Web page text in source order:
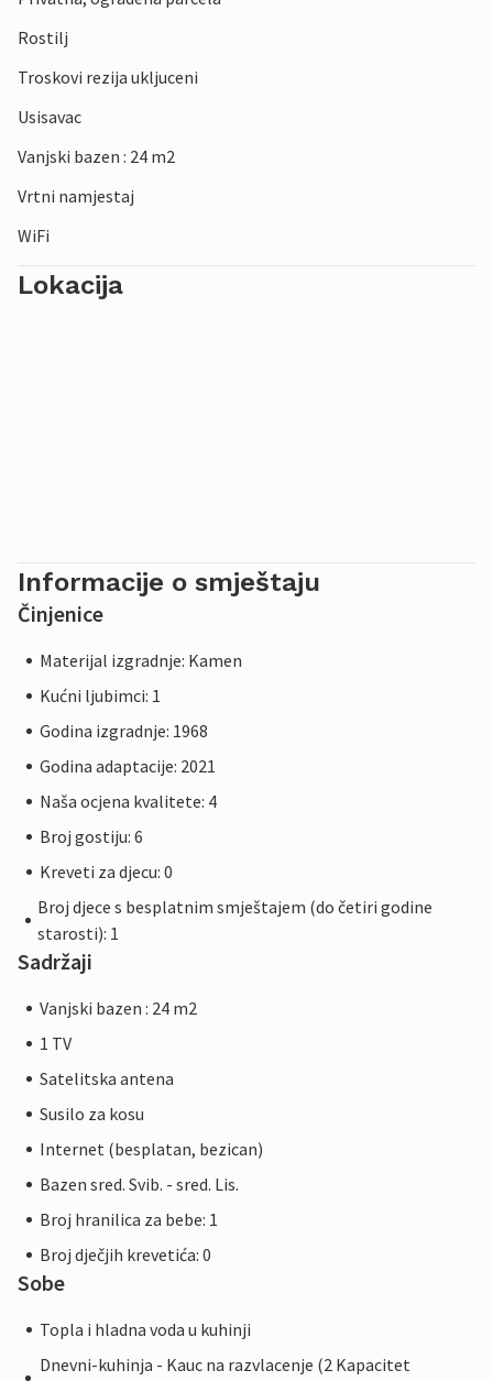
Rostilj
Troskovi rezija ukljuceni
Usisavac
Vanjski bazen : 24 m2
Vrtni namjestaj
WiFi
Lokacija
Informacije o smještaju
Činjenice
Materijal izgradnje: Kamen
Kućni ljubimci: 1
Godina izgradnje: 1968
Godina adaptacije: 2021
Naša ocjena kvalitete: 4
Broj gostiju: 6
Kreveti za djecu: 0
Broj djece s besplatnim smještajem (do četiri godine
starosti): 1
Sadržaji
Vanjski bazen : 24 m2
1 TV
Satelitska antena
Susilo za kosu
Internet (besplatan, bezican)
Bazen sred. Svib. - sred. Lis.
Broj hranilica za bebe: 1
Broj dječjih krevetića: 0
Sobe
Topla i hladna voda u kuhinji
Dnevni-kuhinja - Kauc na razvlacenje (2 Kapacitet